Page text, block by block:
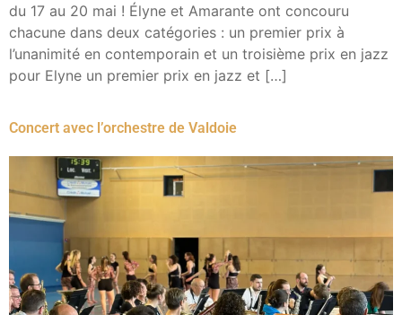
du 17 au 20 mai ! Élyne et Amarante ont concouru
chacune dans deux catégories : un premier prix à
l’unanimité en contemporain et un troisième prix en jazz
pour Elyne un premier prix en jazz et […]
Concert avec l’orchestre de Valdoie